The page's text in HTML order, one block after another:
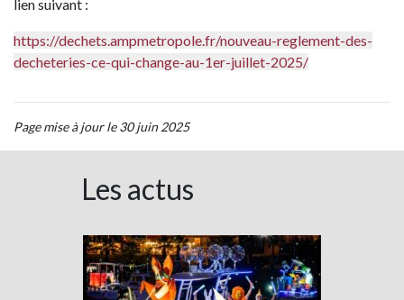
lien suivant :
https://dechets.ampmetropole.fr/nouveau-reglement-des-
decheteries-ce-qui-change-au-1er-juillet-2025/
Page mise à jour le 30 juin 2025
Les actus